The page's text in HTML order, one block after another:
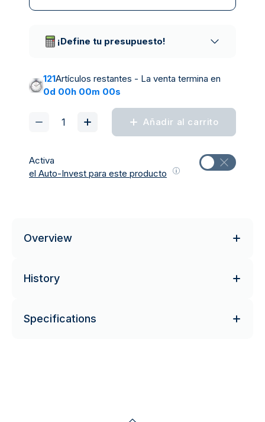
¡Define tu presupuesto!
121Artículos restantes - La venta termina en
0d 00h 00m 00s
Añadir al carrito
Activa
el Auto-Invest para este producto
Overview
History
Specifications